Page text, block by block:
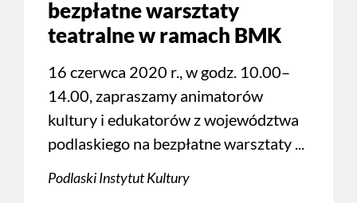
bezpłatne warsztaty
teatralne w ramach BMK
16 czerwca 2020 r., w godz. 10.00–
14.00, zapraszamy animatorów
kultury i edukatorów z województwa
podlaskiego na bezpłatne warsztaty ...
Podlaski Instytut Kultury